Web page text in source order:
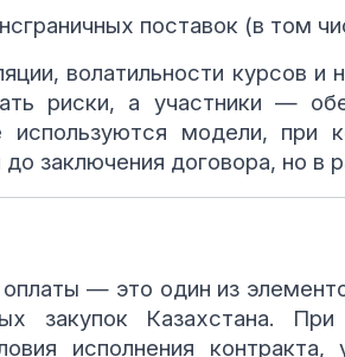
поставок (в том
волатильности курсов и
риски, а участники —
модели, при
заключения договора, но в
— это один из
закупок Казахстана.
исполнения